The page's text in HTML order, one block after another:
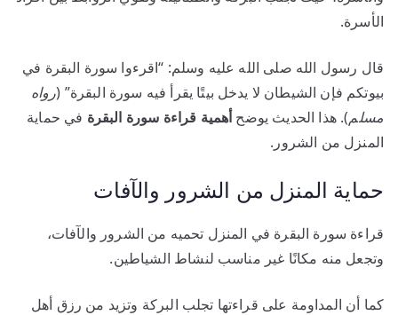
الأسرة.
قال رسول الله صلى الله عليه وسلم: “اقرءوا سورة البقرة في
بيوتكم فإن الشيطان لا يدخل بيتًا يقرأ فيه سورة البقرة” (رواه
مسلم). هذا الحديث يوضحأهمية قراءة سورة البقرة في حماية
المنزل من الشرور.
حماية المنزل من الشرور والآفات
قراءة سورة البقرة في المنزل تحميه من الشرور والآفات،
وتجعل منه مكانًا غير مناسب لنشاط الشياطين.
كما أن المداومة على قراءتها تجلب البركة وتزيد من رزق أهل